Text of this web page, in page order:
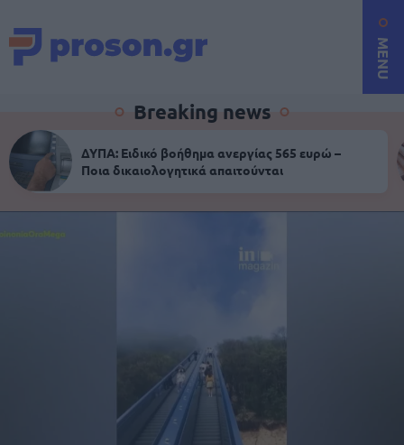
MENU
Breaking news
ΔΥΠΑ: Ειδικό βοήθημα ανεργίας 565 ευρώ –
Ποια δικαιολογητικά απαιτούνται